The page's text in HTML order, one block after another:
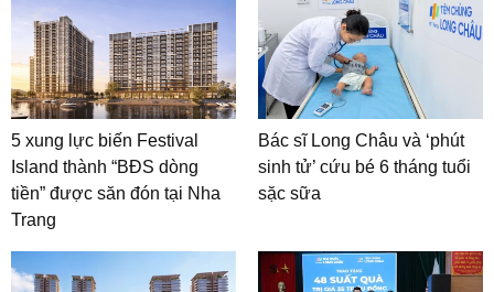
5 xung lực biến Festival
Island thành “BĐS dòng
tiền” được săn đón tại Nha
Trang
Bác sĩ Long Châu và ‘phút
sinh tử’ cứu bé 6 tháng tuổi
sặc sữa